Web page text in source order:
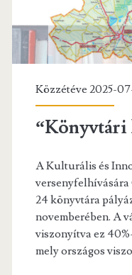
Közzétéve 2025-
“Könyvtári
A Kulturális és
versenyfelhívására
24 könyvtára
novemberében. A
viszonyítva ez
mely országos